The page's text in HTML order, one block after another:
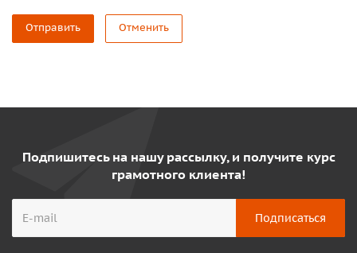
Отправить Отменить
Подпишитесь на нашу рассылку, и получите курс
грамотного клиента!